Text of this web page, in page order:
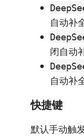
自动补
闭自动
自动补
快捷键
默认手动触